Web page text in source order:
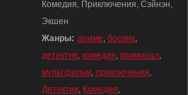
Комедия, Приключения, Сэйнэн,
Экшен
Жанры: аниме, боевик,
детектив, комедия, криминал,
мультфильм, приключения,
Детектив, Комедия,